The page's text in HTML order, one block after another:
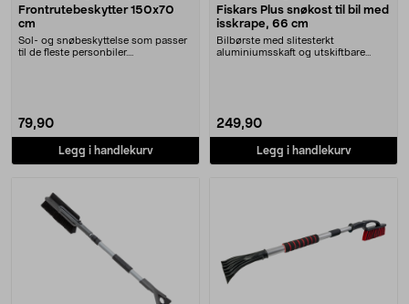
Frontrutebeskytter 150x70
cm
Sol- og snøbeskyttelse som passer
til de fleste personbiler.
79,90
Legg i handlekurv
Fiskars Plus snøkost til bil med
isskrape, 66 cm
Bilbørste med slitesterkt
aluminiumsskaft og utskiftbare
249,90
Legg i handlekurv